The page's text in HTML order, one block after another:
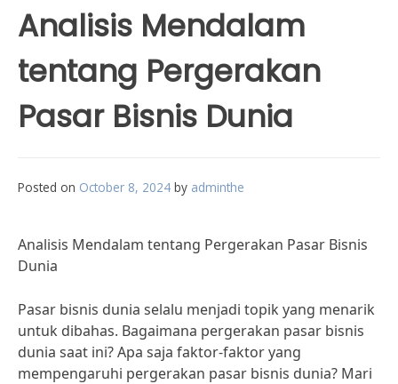
Analisis Mendalam
tentang Pergerakan
Pasar Bisnis Dunia
Posted on October 8, 2024 by adminthe
Analisis Mendalam tentang Pergerakan Pasar Bisnis
Dunia
Pasar bisnis dunia selalu menjadi topik yang menarik
untuk dibahas. Bagaimana pergerakan pasar bisnis
dunia saat ini? Apa saja faktor-faktor yang
mempengaruhi pergerakan pasar bisnis dunia? Mari